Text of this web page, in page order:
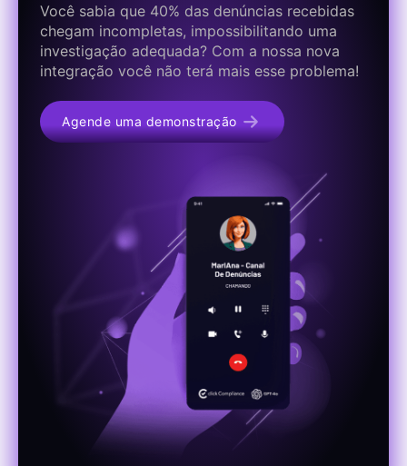
Você sabia que 40% das denúncias recebidas
chegam incompletas, impossibilitando uma
investigação adequada? Com a nossa nova
integração você não terá mais esse problema!
Agende uma demonstração